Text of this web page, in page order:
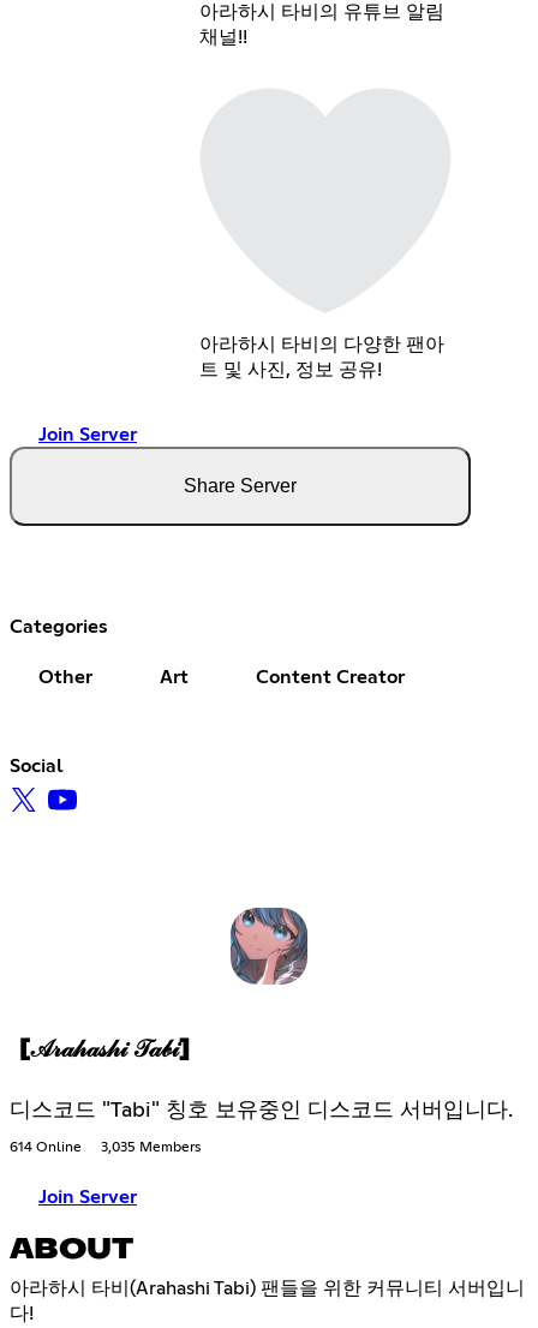
아라하시 타비의 유튜브 알림
채널!!
아라하시 타비의 다양한 팬아
트 및 사진, 정보 공유!
Join Server
Share Server
Categories
Other Art Content Creator
Social
[𝒜𝓇𝒶𝒽𝒶𝓈𝒽𝒾 𝒯𝒶𝒷𝒾]
디스코드 "Tabi" 칭호 보유중인 디스코드 서버입니다.
614 Online 3,035 Members
Join Server
ABOUT
아라하시 타비(Arahashi Tabi) 팬들을 위한 커뮤니티 서버입니
다!